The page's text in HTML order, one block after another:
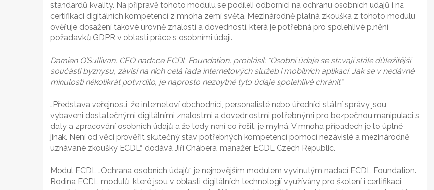
standardů kvality. Na přípravě tohoto modulu se podíleli odborníci na ochranu osobních údajů i na
certifikaci digitálních kompetencí z mnoha zemí světa. Mezinárodně platná zkouška z tohoto modulu
ověřuje dosažení takové úrovně znalostí a dovedností, která je potřebná pro spolehlivé plnění
požadavků GDPR v oblasti práce s osobními údaji.
Damien O’Sullivan, CEO nadace ECDL Foundation, prohlásil: “Osobní údaje se stávají stále důležitější
součástí byznysu, závisí na nich celá řada internetových služeb i mobilních aplikací. Jak se v nedávné
minulosti několikrát potvrdilo, je naprosto nezbytné tyto údaje spolehlivě chránit.“
„Představa veřejnosti, že internetoví obchodníci, personalisté nebo úředníci státní správy jsou
vybaveni dostatečnými digitálními znalostmi a dovednostmi potřebnými pro bezpečnou manipulaci s
daty a zpracování osobních údajů a že tedy není co řešit, je mylná. V mnoha případech je to úplně
jinak. Není od věci prověřit skutečný stav potřebných kompetencí pomocí nezávislé a mezinárodně
uznávané zkoušky ECDL“, dodává Jiří Chábera, manažer ECDL Czech Republic.
Modul ECDL „Ochrana osobních údajů“ je nejnovějším modulem vyvinutým nadací ECDL Foundation.
Rodina ECDL modulů, které jsou v oblasti digitálních technologií využívány pro školení i certifikaci